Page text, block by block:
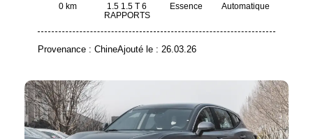
0 km
1.5 1.5 T 6
RAPPORTS
Essence Automatique
Provenance : ChineAjouté le : 26.03.26